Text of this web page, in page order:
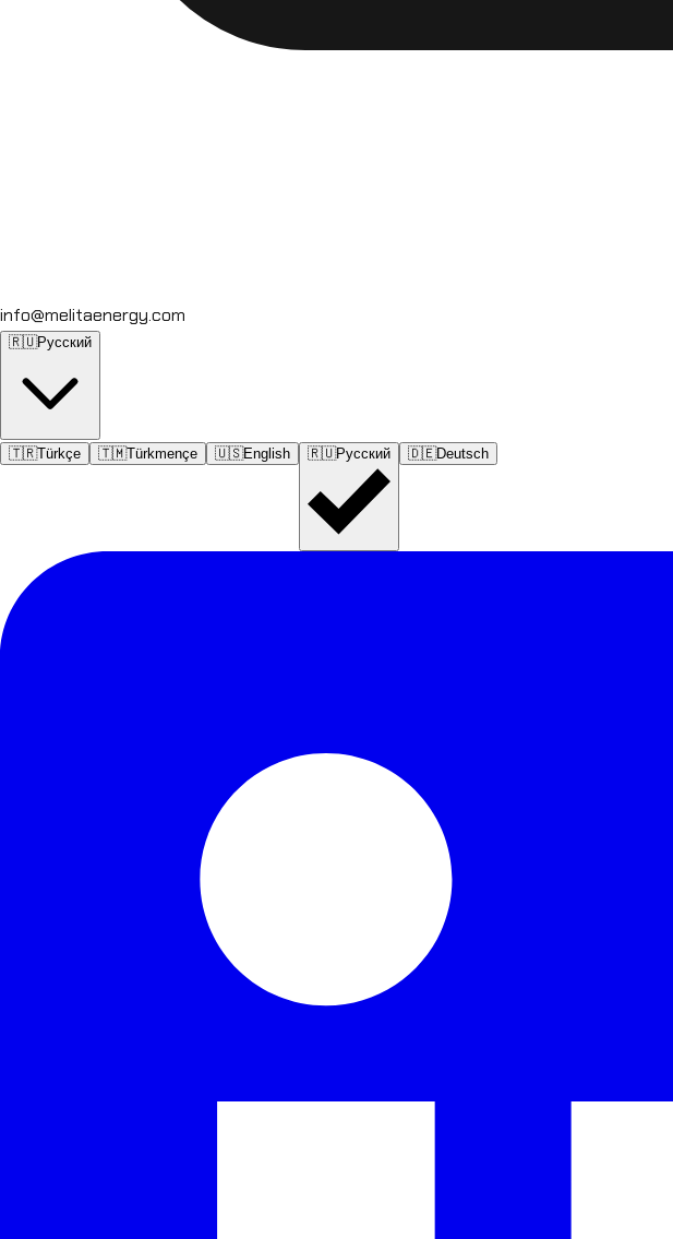
info@melitaenergy.com
🇷🇺Русский
🇹🇷Türkçe 🇹🇲Türkmençe 🇺🇸English 🇷🇺Русский 🇩🇪Deutsch